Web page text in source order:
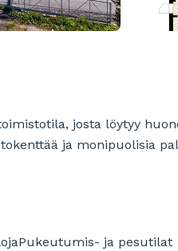
josta löytyy
ja monipuolisia
Pukeutumis- ja pesutilat